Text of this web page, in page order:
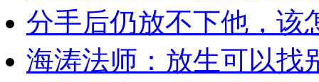
分手后仍放不下他，该
海涛法师：放生可以找